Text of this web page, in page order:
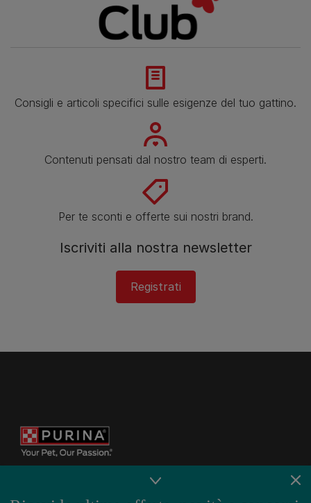
Consigli e articoli specifici sulle esigenze del tuo gattino.
Contenuti pensati dal nostro team di esperti.
Per te sconti e offerte sui nostri brand.
Iscriviti alla nostra newsletter
Registrati